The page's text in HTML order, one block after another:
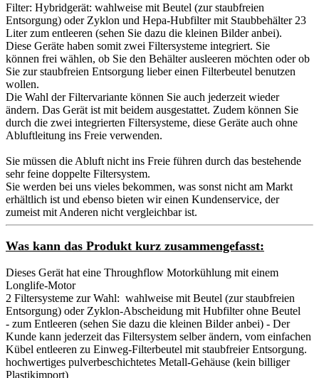
Filter: Hybridgerät: wahlweise mit Beutel (zur staubfreien
Entsorgung) oder Zyklon und Hepa-Hubfilter mit Staubbehälter 23
Liter zum entleeren (sehen Sie dazu die kleinen Bilder anbei).
Diese Geräte haben somit zwei Filtersysteme integriert. Sie
können frei wählen, ob Sie den Behälter ausleeren möchten oder ob
Sie zur staubfreien Entsorgung lieber einen Filterbeutel benutzen
wollen.
Die Wahl der Filtervariante können Sie auch jederzeit wieder
ändern. Das Gerät ist mit beidem ausgestattet. Zudem können Sie
durch die zwei integrierten Filtersysteme, diese Geräte auch ohne
Abluftleitung ins Freie verwenden.
Sie müssen die Abluft nicht ins Freie führen durch das bestehende
sehr feine doppelte Filtersystem.
Sie werden bei uns vieles bekommen, was sonst nicht am Markt
erhältlich ist und ebenso bieten wir einen Kundenservice, der
zumeist mit Anderen nicht vergleichbar ist.
Was kann das Produkt kurz zusammengefasst:
Dieses Gerät hat eine Throughflow Motorkühlung mit einem
Longlife-Motor
2 Filtersysteme zur Wahl: wahlweise mit Beutel (zur staubfreien
Entsorgung) oder Zyklon-Abscheidung mit Hubfilter ohne Beutel
- zum Entleeren (sehen Sie dazu die kleinen Bilder anbei) - Der
Kunde kann jederzeit das Filtersystem selber ändern, vom einfachen
Kübel entleeren zu Einweg-Filterbeutel mit staubfreier Entsorgung.
hochwertiges pulverbeschichtetes Metall-Gehäuse (kein billiger
Plastikimport)